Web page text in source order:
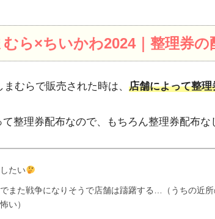
むら×ちいかわ2024｜整理券の
まむらで販売された時は、 店舗によって整理
て整理券配布なので、もちろん整理券配布な
たい
また戦争になりそうで店舗は躊躇する…（うちの近
い）